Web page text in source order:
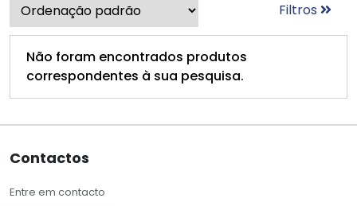
Filtros
Não foram encontrados produtos
correspondentes à sua pesquisa.
Contactos
Entre em contacto